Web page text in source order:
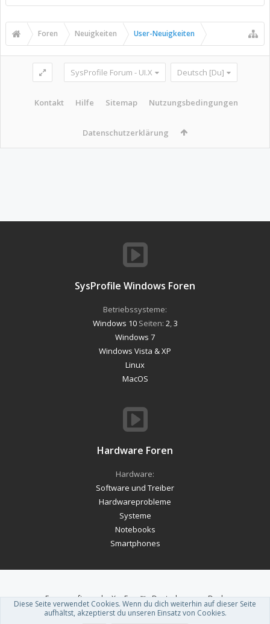
Foren Neuigkeiten User-Neuigkeiten
SysProfile Forum - UI.X Deutsch [Du]
Kontakt Hilfe Sitemap Nutzungsbedingungen
Datenschutzerklärung
SysProfile Windows Foren
Betriebssysteme:
Windows 10Seiten: 2 3
Windows 7
Windows Vista & XP
Linux
MacOS
Hardware Foren
Hardware:
Software und Treiber
Hardwareprobleme
Systeme
Notebooks
Smartphones
Forum software by XenForo™-Deutsch von xenDach
Theme designed byThemeHouse .
Diese Seite verwendet Cookies. Wenn du dich weiterhin auf dieser Seite
aufhältst, akzeptierst du unseren Einsatz von Cookies.